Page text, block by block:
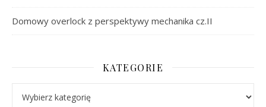
Domowy overlock z perspektywy mechanika cz.II
KATEGORIE